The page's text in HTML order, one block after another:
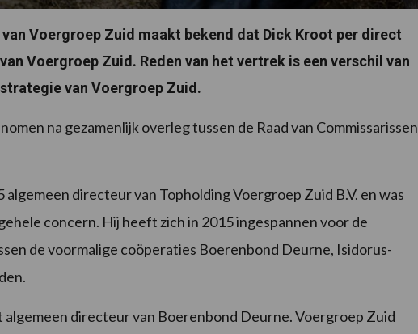
van Voergroep Zuid maakt bekend dat Dick Kroot per direct
Voergroep Zuid. Reden van het vertrek is een verschil van
van Voergroep Zuid.
na gezamenlijk overleg tussen de Raad van Commissarissen
algemeen directeur van Topholding Voergroep Zuid B.V. en was
concern. Hij heeft zich in 2015 ingespannen voor de
de voormalige coöperaties Boerenbond Deurne, Isidorus-
algemeen directeur van Boerenbond Deurne. Voergroep Zuid